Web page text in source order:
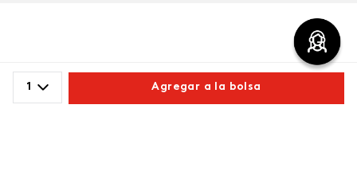
1 Agregar a la bolsa
Comentarios